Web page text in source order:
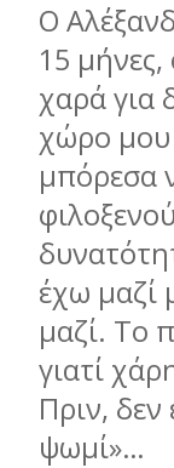
Ο
15 µήνες,
χαρά για
χώρο µου
µπόρεσα
έχω µαζί
µαζί. Το
γιατί
Πριν,
ψωµί»…